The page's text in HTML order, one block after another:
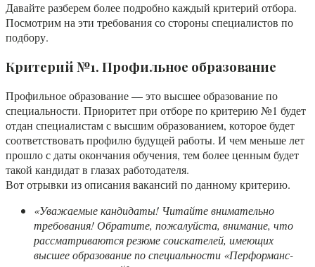
Давайте разберем более подробно каждый критерий отбора.
Посмотрим на эти требования со стороны специалистов по
подбору.
Критерий №1. Профильное образование
Профильное образование — это высшее образование по
специальности. Приоритет при отборе по критерию №1 будет
отдан специалистам с высшим образованием, которое будет
соответствовать профилю будущей работы. И чем меньше лет
прошло с даты окончания обучения, тем более ценным будет
такой кандидат в глазах работодателя.
Вот отрывки из описания вакансий по данному критерию.
«Уважаемые кандидаты! Читайте внимательно
требования! Обратите, пожалуйста, внимание, что
рассматриваются резюме соискателей, имеющих
высшее образование по специальности «Перформанс-